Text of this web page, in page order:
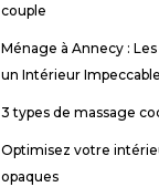
couple
Ménage à Annecy :
un Intérieur Impeccable
3 types de massage
Optimisez votre
opaques